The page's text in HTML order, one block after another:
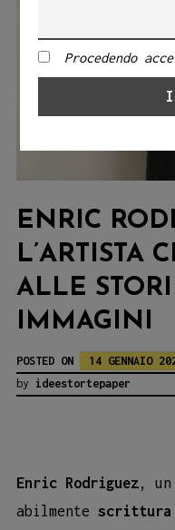
ENRIC
L’ARTISTA
ALLE
IMMAGINI
POSTED ON
14 GENNAIO
by ideestortepaper
Enric Rodriguez,
abilmente scrittura
Procedendo